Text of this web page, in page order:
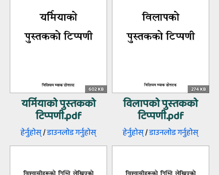
602 KB
यर्मियाको पुस्‍तकको
टिप्‍पणी.pdf
हेर्नुहोस्‌/डाउनलोड गर्नुहोस्‌
274 KB
विलापको पुस्‍तकको
टिप्‍पणी.pdf
हेर्नुहोस्‌/डाउनलोड गर्नुहोस्‌